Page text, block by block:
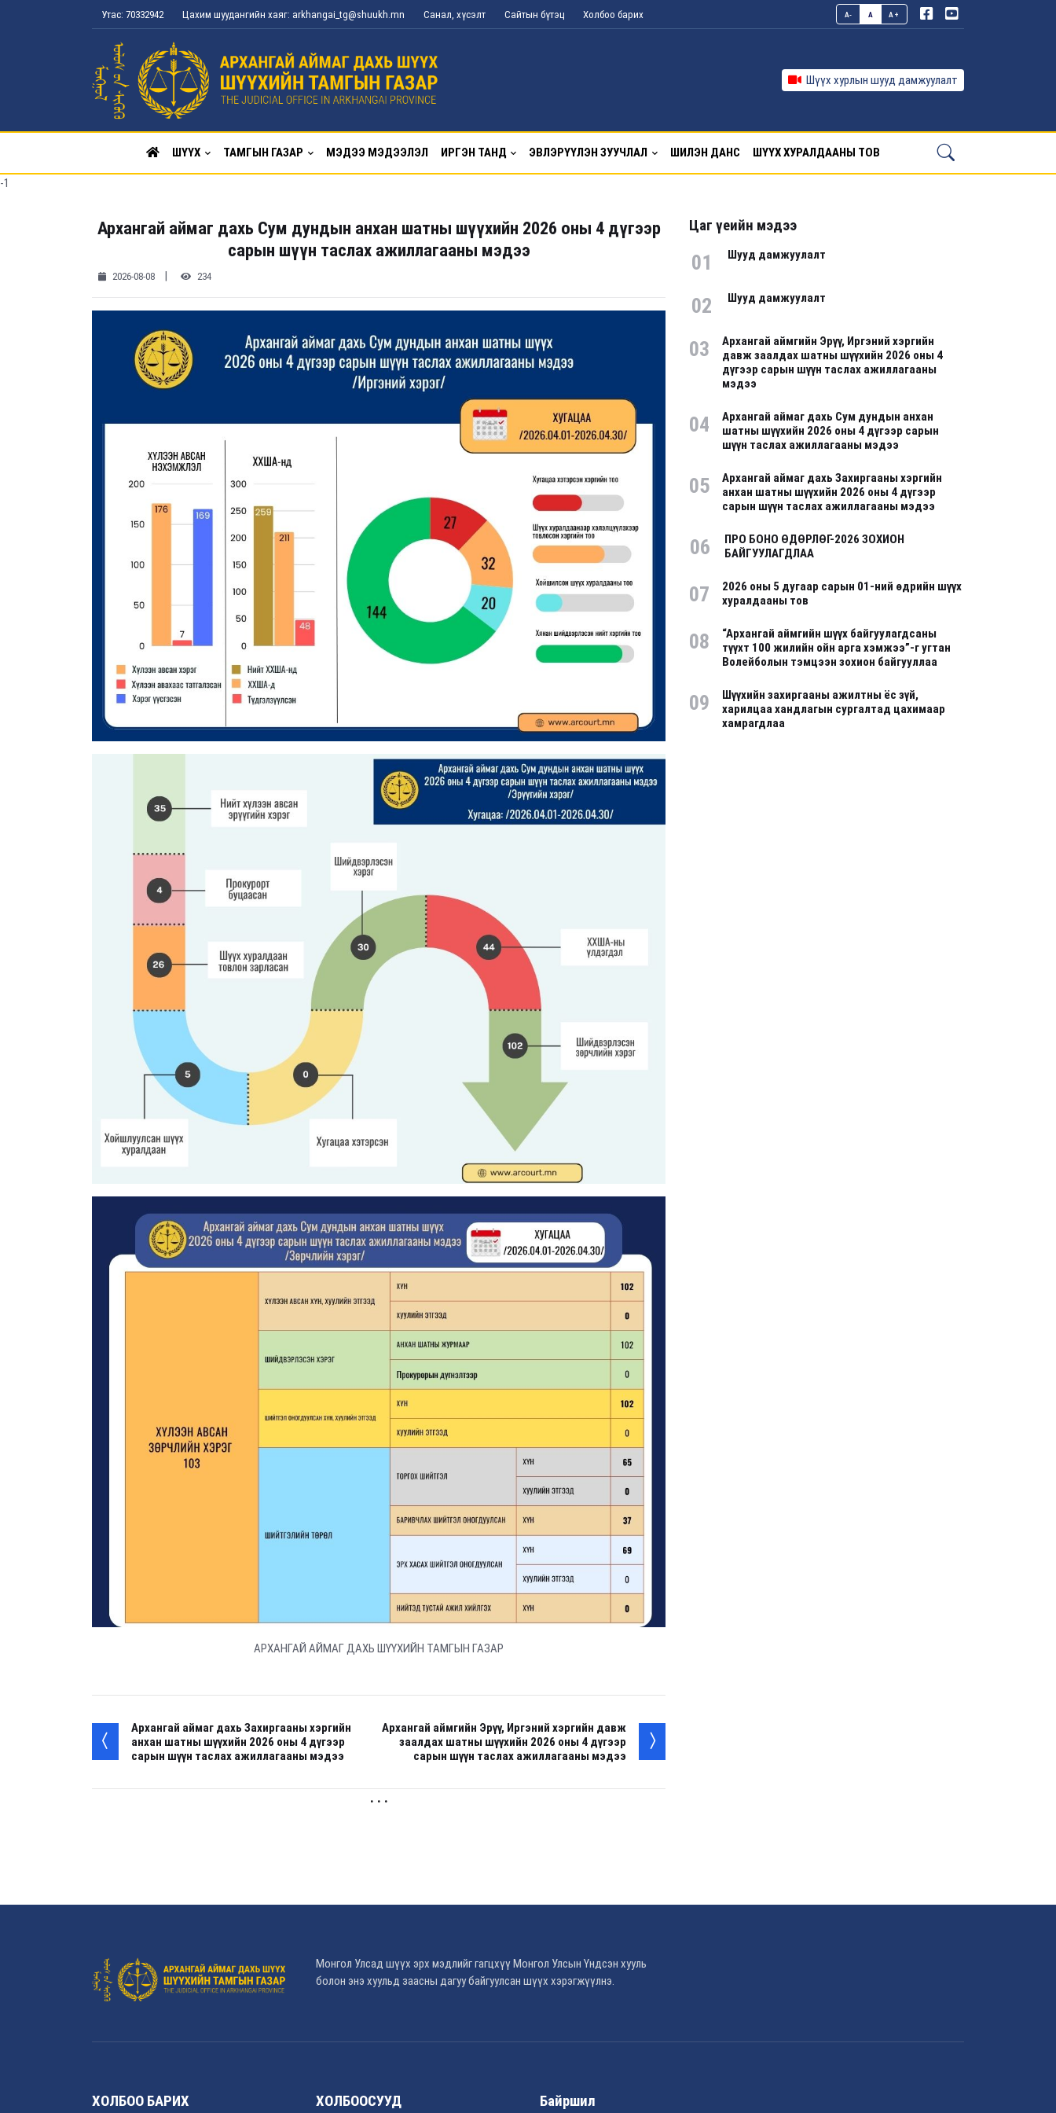
Утас: 70332942 Цахим шуудангийн хаяг: arkhangai_tg@shuukh.mn Санал, хүсэлт Сайтын бүтэц Холбоо барих A- A A+
Шүүх хурлын шууд дамжуулалт
ШҮҮХ ТАМГЫН ГАЗАР МЭДЭЭ МЭДЭЭЛЭЛ ИРГЭН ТАНД ЭВЛЭРҮҮЛЭН ЗУУЧЛАЛ ШИЛЭН ДАНС ШҮҮХ ХУРАЛДААНЫ ТОВ
-1
Архангай аймаг дахь Сум дундын анхан шатны шүүхийн 2026 оны 4 дүгээр
сарын шүүн таслах ажиллагааны мэдээ
2026-08-08 | 234
АРХАНГАЙ АЙМАГ ДАХЬ ШҮҮХИЙН ТАМГЫН ГАЗАР
Архангай аймаг дахь Захиргааны хэргийн
анхан шатны шүүхийн 2026 оны 4 дүгээр
сарын шүүн таслах ажиллагааны мэдээ
Архангай аймгийн Эрүү, Иргэний хэргийн давж
заалдах шатны шүүхийн 2026 оны 4 дүгээр
сарын шүүн таслах ажиллагааны мэдээ
. . .
Цаг үеийн мэдээ
01 Шууд дамжуулалт
02 Шууд дамжуулалт
03
Архангай аймгийн Эрүү, Иргэний хэргийн
давж заалдах шатны шүүхийн 2026 оны 4
дүгээр сарын шүүн таслах ажиллагааны
мэдээ
04
Архангай аймаг дахь Сум дундын анхан
шатны шүүхийн 2026 оны 4 дүгээр сарын
шүүн таслах ажиллагааны мэдээ
05
Архангай аймаг дахь Захиргааны хэргийн
анхан шатны шүүхийн 2026 оны 4 дүгээр
сарын шүүн таслах ажиллагааны мэдээ
06
ПРО БОНО ӨДӨРЛӨГ-2026 ЗОХИОН
БАЙГУУЛАГДЛАА
07
2026 оны 5 дугаар сарын 01-ний өдрийн шүүх
хуралдааны тов
08
“Архангай аймгийн шүүх байгуулагдсаны
түүхт 100 жилийн ойн арга хэмжээ”-г угтан
Волейболын тэмцээн зохион байгууллаа
09
Шүүхийн захиргааны ажилтны ёс зүй,
харилцаа хандлагын сургалтад цахимаар
хамрагдлаа
Монгол Улсад шүүх эрх мэдлийг гагцхүү Монгол Улсын Үндсэн хууль
болон энэ хуульд заасны дагуу байгуулсан шүүх хэрэгжүүлнэ.
ХОЛБОО БАРИХ ХОЛБООСУУД Байршил